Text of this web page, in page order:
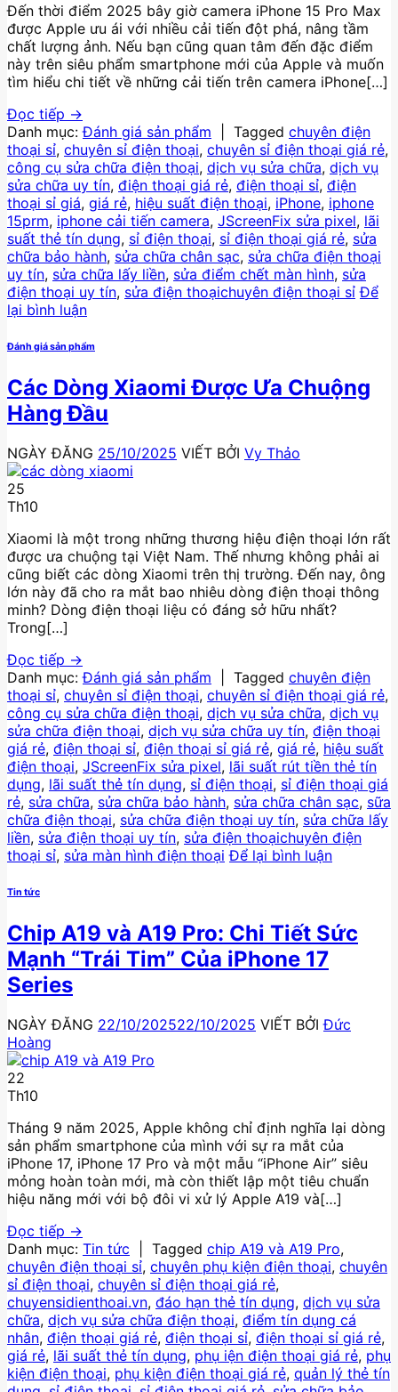
Đến thời điểm 2025 bây giờ camera iPhone 15 Pro Max
được Apple ưu ái với nhiều cải tiến đột phá, nâng tầm
chất lượng ảnh. Nếu bạn cũng quan tâm đến đặc điểm
này trên siêu phẩm smartphone mới của Apple và muốn
tìm hiểu chi tiết về những cải tiến trên camera iPhone[…]
Đọc tiếp →
Danh mục:Đánh giá sản phẩm Tagged chuyên điện
thoại sỉ, chuyên sỉ điện thoại, chuyên sỉ điện thoại giá rẻ,
công cụ sửa chữa điện thoại, dịch vụ sửa chữa, dịch vụ
sửa chữa uy tín, điện thoại giá rẻ, điện thoại sỉ, điện
thoại sỉ giá, giá rẻ, hiệu suất điện thoại, iPhone, iphone
15prm, iphone cải tiến camera, JScreenFix sửa pixel, lãi
suất thẻ tín dụng, sỉ điện thoại, sỉ điện thoại giá rẻ, sửa
chữa bảo hành, sửa chữa chân sạc, sửa chữa điện thoại
uy tín, sửa chữa lấy liền, sửa điểm chết màn hình, sửa
điện thoại uy tín, sửa điện thoạichuyên điện thoại sỉ Để
lại bình luận
Đánh giá sản phẩm
Các Dòng Xiaomi Được Ưa Chuộng
Hàng Đầu
NGÀY ĐĂNG 25/10/2025 VIẾT BỞI Vy Thảo
25
Th10
Xiaomi là một trong những thương hiệu điện thoại lớn rất
được ưa chuộng tại Việt Nam. Thế nhưng không phải ai
cũng biết các dòng Xiaomi trên thị trường. Đến nay, ông
lớn này đã cho ra mắt bao nhiêu dòng điện thoại thông
minh? Dòng điện thoại liệu có đáng sở hữu nhất?
Trong[…]
Đọc tiếp →
Danh mục:Đánh giá sản phẩm Tagged chuyên điện
thoại sỉ, chuyên sỉ điện thoại, chuyên sỉ điện thoại giá rẻ,
công cụ sửa chữa điện thoại, dịch vụ sửa chữa, dịch vụ
sửa chữa điện thoại, dịch vụ sửa chữa uy tín, điện thoại
giá rẻ, điện thoại sỉ, điện thoại sỉ giá rẻ, giá rẻ, hiệu suất
điện thoại, JScreenFix sửa pixel, lãi suất rút tiền thẻ tín
dụng, lãi suất thẻ tín dụng, sỉ điện thoại, sỉ điện thoại giá
rẻ, sửa chữa, sửa chữa bảo hành, sửa chữa chân sạc, sữa
chữa điện thoại, sửa chữa điện thoại uy tín, sửa chữa lấy
liền, sửa điện thoại uy tín, sửa điện thoạichuyên điện
thoại sỉ, sửa màn hình điện thoại Để lại bình luận
Tin tức
Chip A19 và A19 Pro: Chi Tiết Sức
Mạnh “Trái Tim” Của iPhone 17
Series
NGÀY ĐĂNG 22/10/202522/10/2025 VIẾT BỞIĐức
Hoàng
22
Th10
Tháng 9 năm 2025, Apple không chỉ định nghĩa lại dòng
sản phẩm smartphone của mình với sự ra mắt của
iPhone 17, iPhone 17 Pro và một mẫu “iPhone Air” siêu
mỏng hoàn toàn mới, mà còn thiết lập một tiêu chuẩn
hiệu năng mới với bộ đôi vi xử lý Apple A19 và[…]
Đọc tiếp →
Danh mục: Tin tức Tagged chip A19 và A19 Pro,
chuyên điện thoại sỉ, chuyên phụ kiện điện thoại, chuyên
sỉ điện thoại, chuyên sỉ điện thoại giá rẻ,
chuyensidienthoai.vn, đáo hạn thẻ tín dụng, dịch vụ sửa
chữa, dịch vụ sửa chữa điện thoại, điểm tín dụng cá
nhân, điện thoại giá rẻ, điện thoại sỉ, điện thoại sỉ giá rẻ,
giá rẻ, lãi suất thẻ tín dụng, phụ iện điện thoại giá rẻ, phụ
kiện điện thoại, phụ kiện điện thoại giá rẻ, quản lý thẻ tín